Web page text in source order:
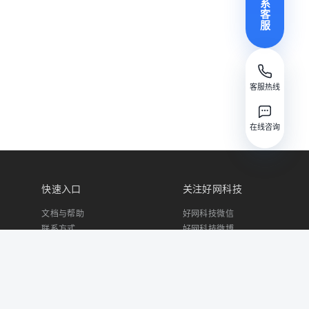
系
客
服
客服热线
在线咨询
快速入口
文档与帮助
联系方式
关注好网科技
好网科技微信
好网科技微博